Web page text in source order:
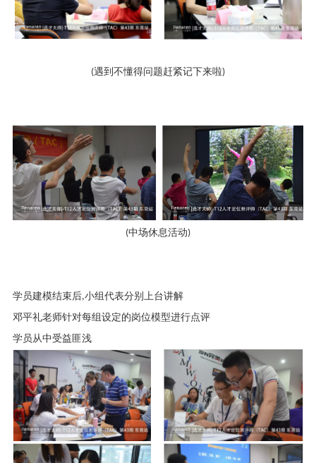
(遇到不懂得问题赶紧记下来啦)
(中场休息活动)
学员建模结束后,小组代表分别上台讲解
邓平礼老师针对每组设定的岗位模型进行点评
学员从中受益匪浅